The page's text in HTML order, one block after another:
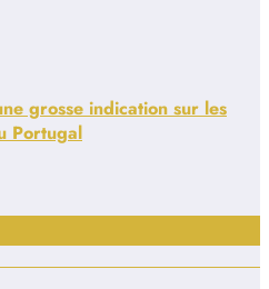
grosse indication sur les
Portugal